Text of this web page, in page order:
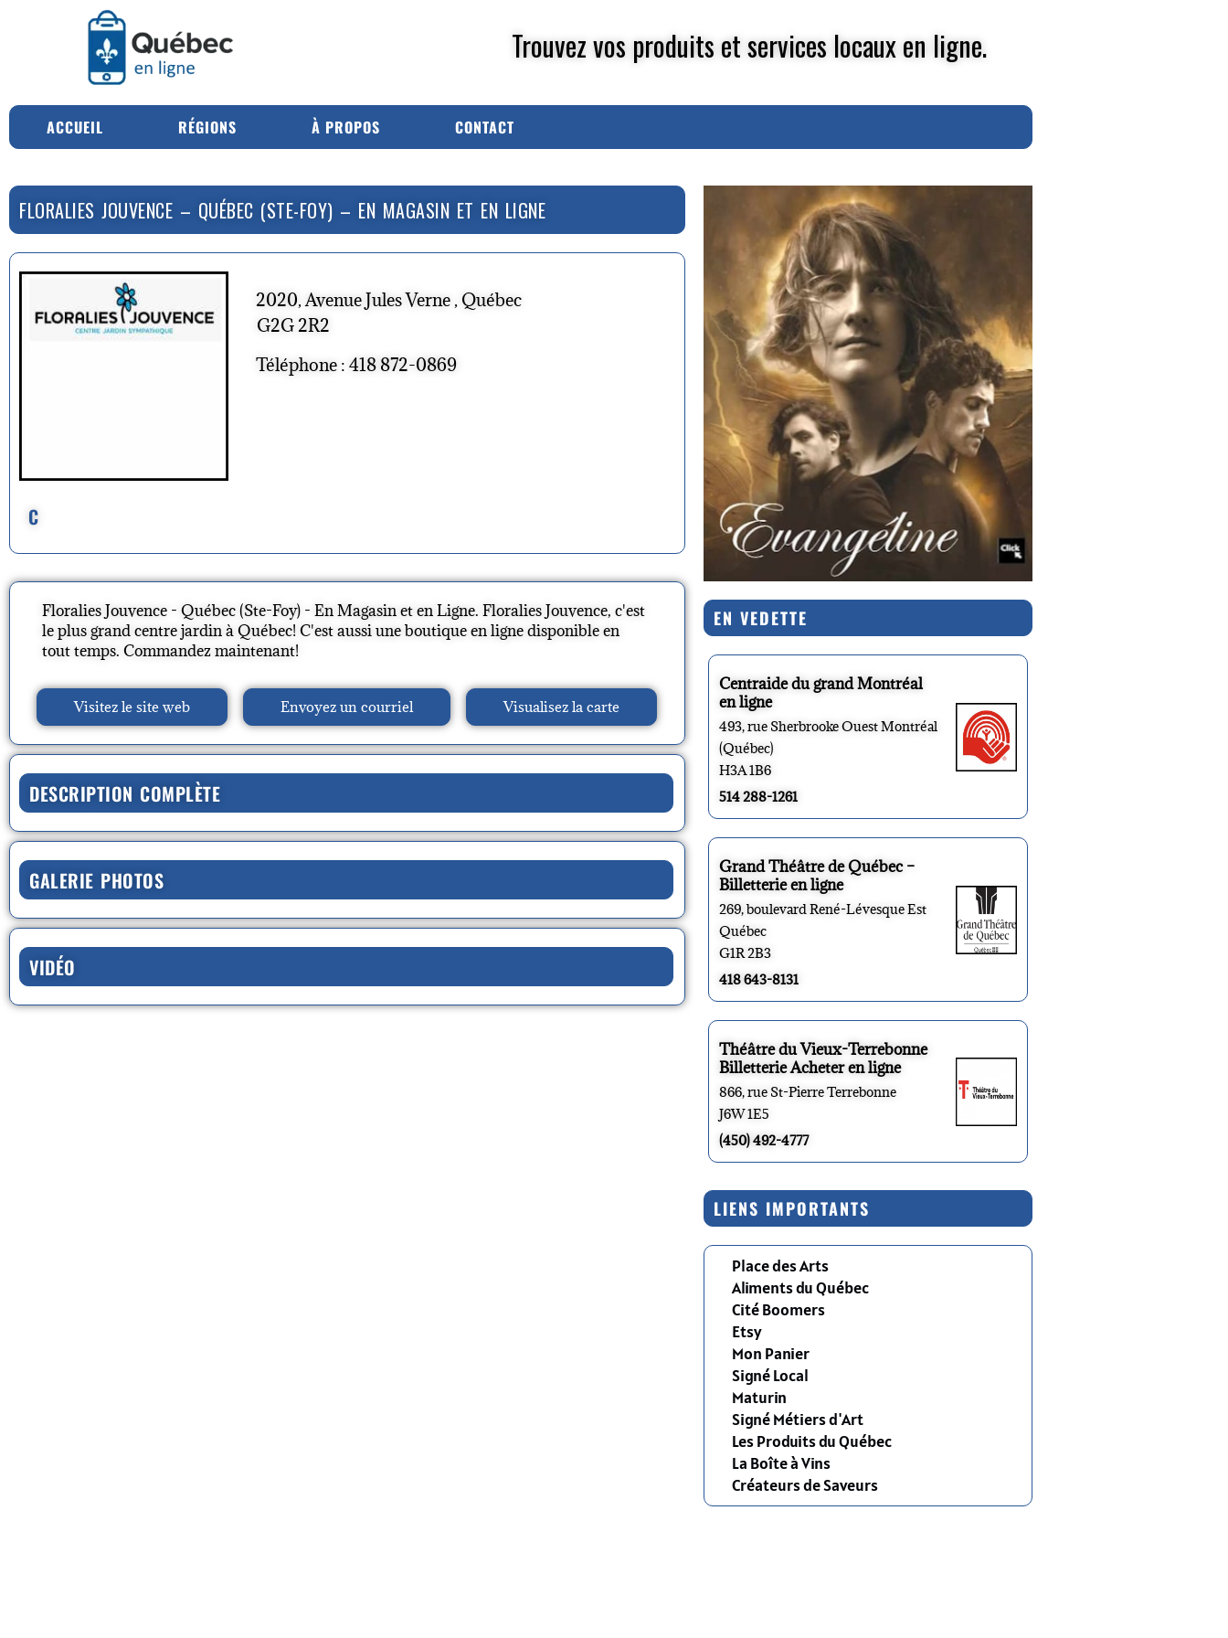
Trouvez vos produits et services locaux en ligne.
ACCUEIL RÉGIONS À PROPOS CONTACT
FLORALIES JOUVENCE – QUÉBEC (STE-FOY) – EN MAGASIN ET EN LIGNE
C
2020, Avenue Jules Verne , Québec
G2G 2R2
Téléphone : 418 872-0869
Floralies Jouvence - Québec (Ste-Foy) - En Magasin et en Ligne. Floralies Jouvence, c'est
le plus grand centre jardin à Québec! C'est aussi une boutique en ligne disponible en
tout temps. Commandez maintenant!
Visitez le site web Envoyez un courriel Visualisez la carte
DESCRIPTION COMPLÈTE
GALERIE PHOTOS
VIDÉO
EN VEDETTE
Centraide du grand Montréal
en ligne
493, rue Sherbrooke Ouest Montréal
(Québec)
H3A 1B6
514 288-1261
Grand Théâtre de Québec –
Billetterie en ligne
269, boulevard René-Lévesque Est
Québec
G1R 2B3
418 643-8131
Théâtre du Vieux-Terrebonne
Billetterie Acheter en ligne
866, rue St-Pierre Terrebonne
J6W 1E5
(450) 492-4777
LIENS IMPORTANTS
Place des Arts
Aliments du Québec
Cité Boomers
Etsy
Mon Panier
Signé Local
Maturin
Signé Métiers d'Art
Les Produits du Québec
La Boîte à Vins
Créateurs de Saveurs